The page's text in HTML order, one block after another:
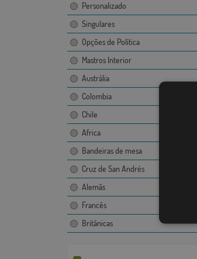
Personalizado
Singulares
Opções de Política
Mastros Interior
Austrália
Colombia
Chile
Africa
Bandeiras de mesa
Cruz de San Andrés
Alemãs
Francês
Britânicas